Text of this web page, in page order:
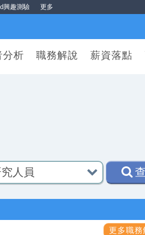
興趣測驗 更多
分析 職務解說 薪資落點
更多職務